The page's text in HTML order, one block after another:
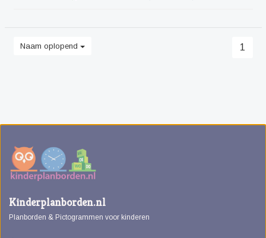
Naam oplopend 1
Kinderplanborden.nl
Planborden & Pictogrammen voor kinderen